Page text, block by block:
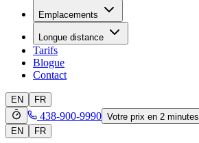
Emplacements
Longue distance
Tarifs
Blogue
Contact
EN FR
438-900-9990 Votre prix en 2 minutes
EN
FR